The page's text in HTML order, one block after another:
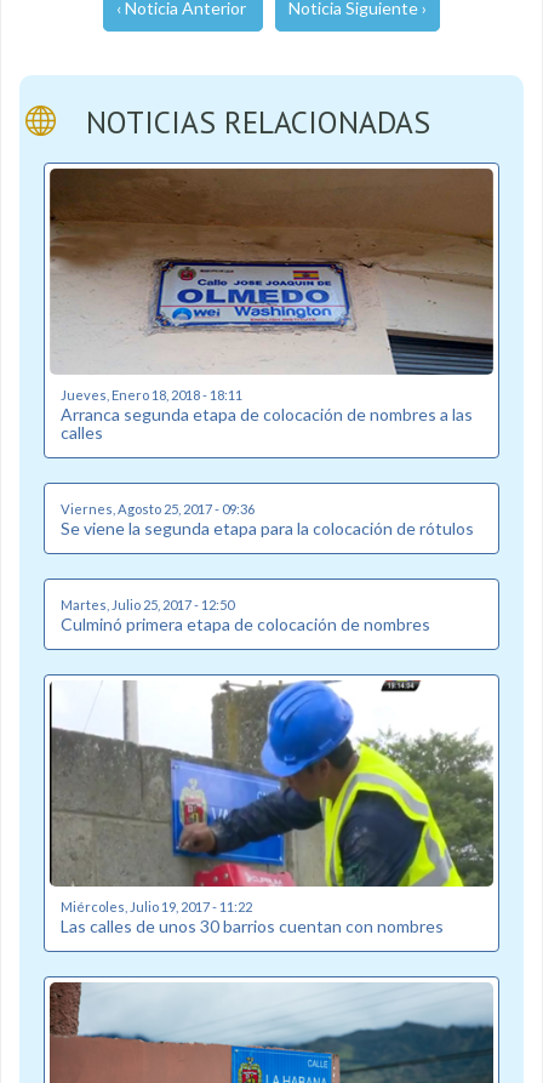
‹ Noticia Anterior Noticia Siguiente ›
NOTICIAS RELACIONADAS
Jueves, Enero 18, 2018 - 18:11
Arranca segunda etapa de colocación de nombres a las
calles
Viernes, Agosto 25, 2017 - 09:36
Se viene la segunda etapa para la colocación de rótulos
Martes, Julio 25, 2017 - 12:50
Culminó primera etapa de colocación de nombres
Miércoles, Julio 19, 2017 - 11:22
Las calles de unos 30 barrios cuentan con nombres